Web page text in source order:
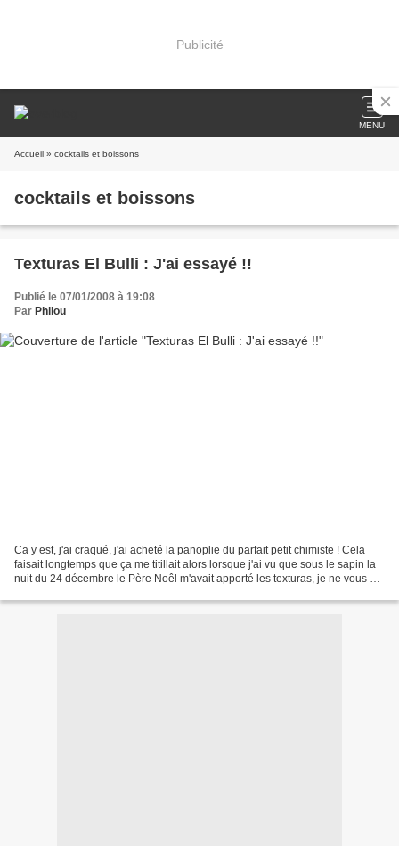
Publicité
MENU
Accueil » cocktails et boissons
cocktails et boissons
Texturas El Bulli : J'ai essayé !!
Publié le 07/01/2008 à 19:08
Par Philou
Ca y est, j'ai craqué, j'ai acheté la panoplie du parfait petit chimiste ! Cela
faisait longtemps que ça me titillait alors lorsque j'ai vu que sous le sapin la
nuit du 24 décembre le Père Noêl m'avait apporté les texturas, je ne vous dit